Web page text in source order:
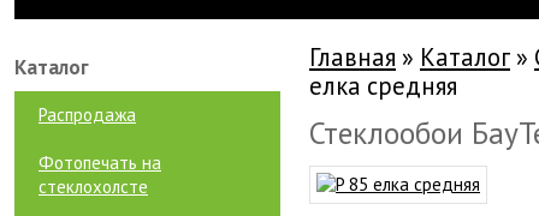
Каталог
Распродажа
Фотопечать на
стеклохолсте
Главная » Каталог »
елка средняя
Стеклообои